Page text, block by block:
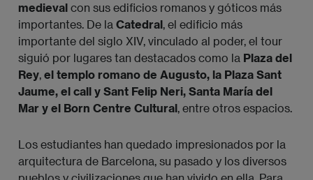
medieval con sus edificios romanos y góticos más
importantes. De la Catedral, el edificio más
importante del siglo XIV, vinculado al poder, el tour
siguió por lugares tan destacados como la Plaza del
Rey, el templo romano de Augusto, la Plaza Sant
Jaume, el call y Sant Felip Neri, Santa María del
Mar y el Born Centre Cultural, entre otros espacios.
Los estudiantes han quedado impresionados por la
arquitectura de Barcelona, su pasado y los diversos